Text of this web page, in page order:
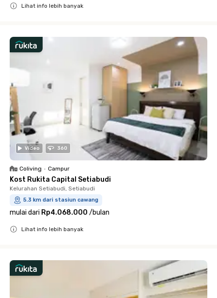
Lihat info lebih banyak
Video 360
Coliving • Campur
Kost Rukita Capital Setiabudi
Kelurahan Setiabudi, Setiabudi
5.3 km dari stasiun cawang
mulai dari Rp4.068.000 /bulan
Lihat info lebih banyak